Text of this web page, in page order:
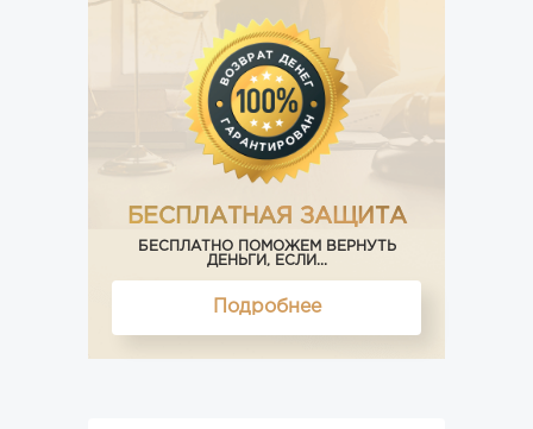
БЕСПЛАТНАЯ ЗАЩИТА
БЕСПЛАТНО ПОМОЖЕМ ВЕРНУТЬ
ДЕНЬГИ, ЕСЛИ...
Подробнее